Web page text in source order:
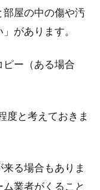
屋の中の傷や汚
があります。
ピー（ある場合
度と考えておきま
る場合もありま
業者がくること